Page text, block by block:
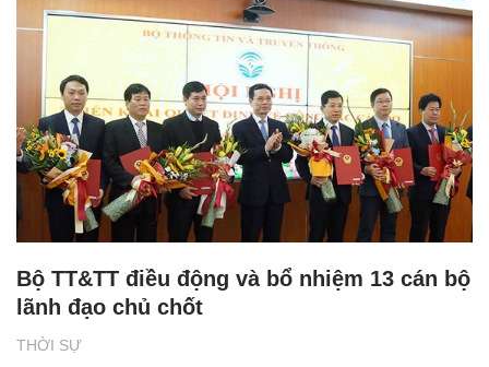
THỜI SỰ
Bộ TT&TT điều động và bổ nhiệm 13 cán bộ
lãnh đạo chủ chốt